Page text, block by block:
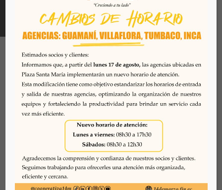
reproducción del mismo sin autorización. COAC 14 DE
MARZO, 2026. Quito - Ecuador
Desarrollado por